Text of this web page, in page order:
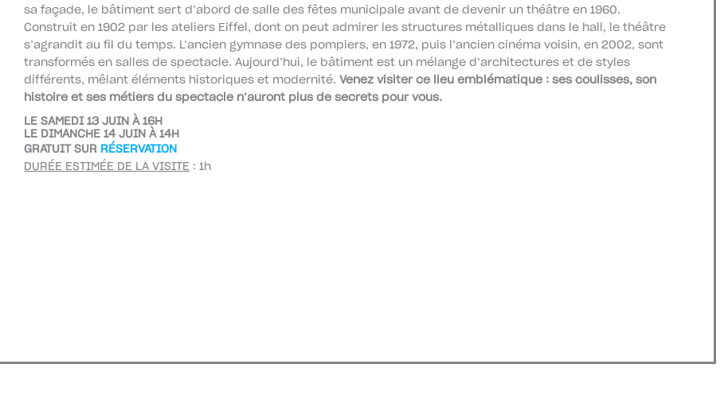
sa façade, le bâtiment sert d’abord de salle des fêtes municipale avant de devenir un théâtre en 1960.
Construit en 1902 par les ateliers Eiffel, dont on peut admirer les structures métalliques dans le hall, le théâtre
s’agrandit au fil du temps. L’ancien gymnase des pompiers, en 1972, puis l’ancien cinéma voisin, en 2002, sont
transformés en salles de spectacle. Aujourd’hui, le bâtiment est un mélange d’architectures et de styles
différents, mêlant éléments historiques et modernité. Venez visiter ce lieu emblématique : ses coulisses, son
histoire et ses métiers du spectacle n’auront plus de secrets pour vous.
LE SAMEDI 13 JUIN À 16H
LE DIMANCHE 14 JUIN À 14H
GRATUIT SUR RÉSERVATION
DURÉE ESTIMÉE DE LA VISITE : 1h